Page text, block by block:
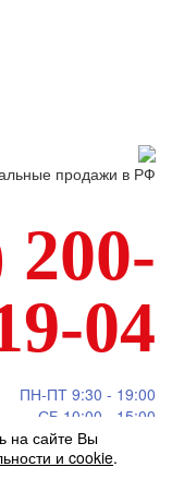
продажи в РФ
200-
04
ПН-ПТ 9:30 - 19:00
СБ 10:00 - 15:00
- круглосуточно
heavy.ru
на сайте Вы
и cookie.